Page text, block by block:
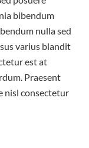
bibendum
nulla sed
varius blandit
est at
Praesent
nisl consectetur